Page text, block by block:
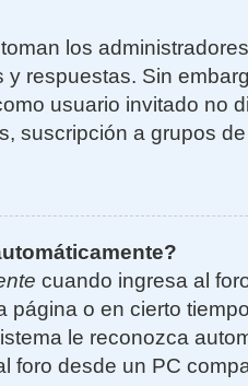
los
respuestas. Sin
usuario invitado no
suscripción a grupos
cuando ingresa al
página o en cierto
le reconozca
foro desde un PC